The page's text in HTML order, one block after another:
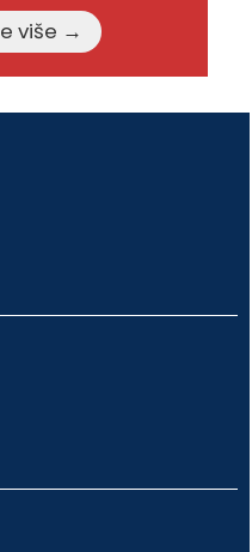
Pročitajte više →